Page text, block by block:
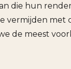
die hun
vermijden met
de meest